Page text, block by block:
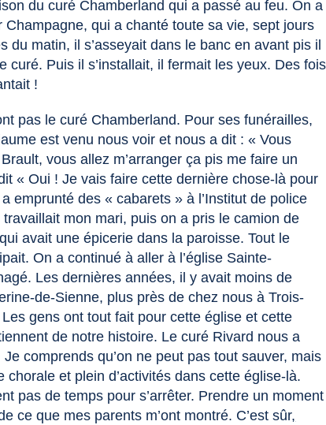
du curé Chamberland qui a passé au feu. On a
qui a chanté toute sa vie, sept jours
matin, il s’asseyait dans le banc en avant pis il
Puis il s’installait, il fermait les yeux. Des fois
!
pas le curé Chamberland. Pour ses funérailles,
est venu nous voir et nous a dit : « Vous
vous allez m’arranger ça pis me faire un
« Oui ! Je vais faire cette dernière chose-là pour
emprunté des « cabarets » à l’Institut de police
mon mari, puis on a pris le camion de
avait une épicerie dans la paroisse. Tout le
On a continué à aller à l’église Sainte-
Les dernières années, il y avait moins de
de-Sienne, plus près de chez nous à Trois-
gens ont tout fait pour cette église et cette
de notre histoire. Le curé Rivard nous a
comprends qu’on ne peut pas tout sauver, mais
et plein d’activités dans cette église-là.
pas de temps pour s’arrêter. Prendre un moment
ce que mes parents m’ont montré. C’est sûr,